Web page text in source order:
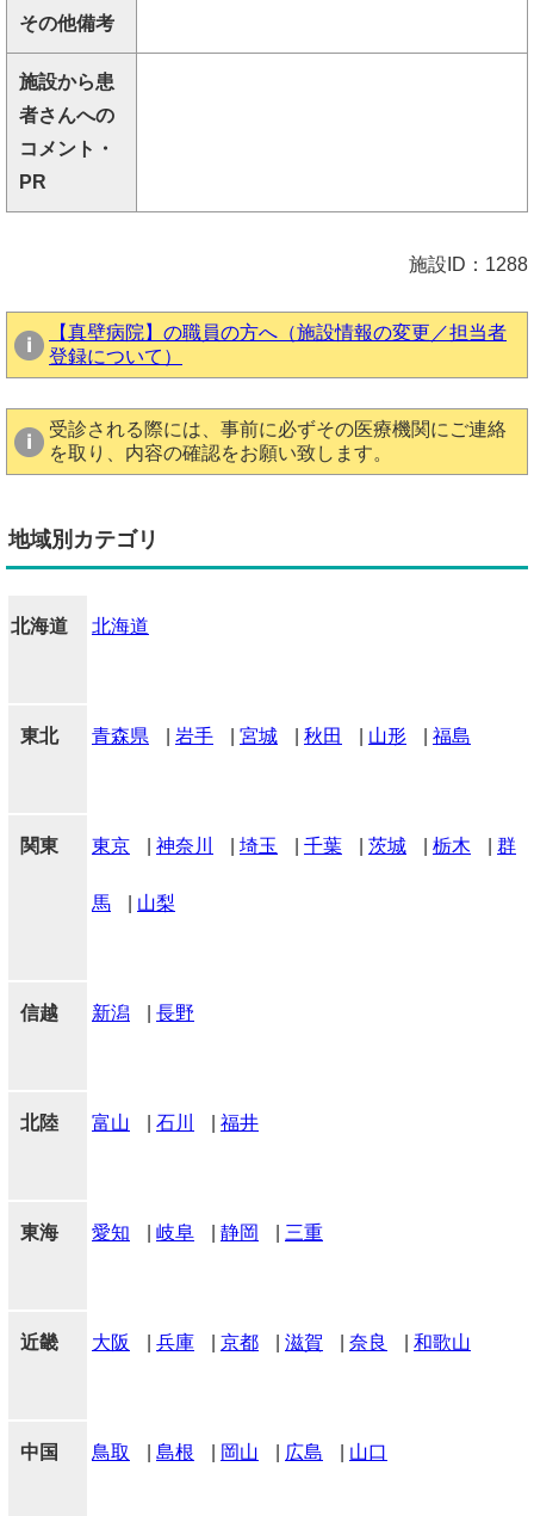
その他備考
施設から患
者さんへの
コメント・
PR
施設ID：1288
【真壁病院】の職員の方へ（施設情報の変更／担当者
登録について）
受診される際には、事前に必ずその医療機関にご連絡
を取り、内容の確認をお願い致します。
地域別カテゴリ
北海道 北海道
東北 青森県 岩手 宮城 秋田 山形 福島
関東 東京 神奈川 埼玉 千葉 茨城 栃木 群
馬 山梨
信越 新潟 長野
北陸 富山 石川 福井
東海 愛知 岐阜 静岡 三重
近畿 大阪 兵庫 京都 滋賀 奈良 和歌山
中国 鳥取 島根 岡山 広島 山口